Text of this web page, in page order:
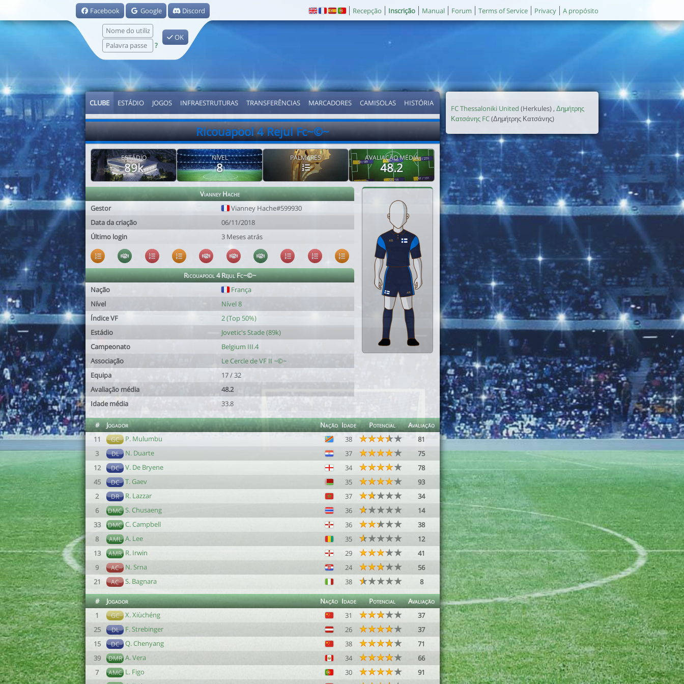
Facebook Google Discord
?
OK
Recepção Inscrição Manual Forum Terms of Service Privacy A propósito
CLUBE ESTÁDIO JOGOS INFRAESTRUTURAS TRANSFERÊNCIAS MARCADORES CAMISOLAS HISTÓRIA
Ricouapool 4 Rejul Fc~©~
ESTÁDIO
89k
NÍVEL
8
PALMARÉS AVALIAÇÃO MÉDIA
48.2
Vianney Hache
Gestor
Vianney Hache#599930
Data da criação
06/11/2018
Último login
3 Meses atrás
Ricouapool 4 Rejul Fc~©~
Nação
França
Nível
Nível 8
Índice VF
2 (Top 50%)
Estádio
Jovetic's Stade (89k)
Campeonato
Belgium III.4
Associação
Le Cercle de VF II ~©~
Equipa
17 / 32
Avaliação média
48.2
Idade média
33.8
# Jogador Nação Idade Potencial
Avaliação
11
GC P. Mulumbu 38
81
3
DL N. Duarte 37
75
12
DC V. De Bryene 34
78
45
DC T. Gaev 35
93
2
DR R. Lazzar 37
34
6
DMC S. Chusaeng 36
14
33
DMC C. Campbell 36
38
8
AML A. Lee 35
12
13
AMR R. Irwin 29
41
9
AC N. Srna 24
56
21
AC S. Bagnara 38 8
# Jogador Nação Idade Potencial
Avaliação
1
GC X. Xiùchéng 31
37
25
DL F. Strebinger 26
37
15
DC Q. Chenyang 38
71
39
DMR A. Vera 34
66
7
AMC L. Figo 30
91
FC Thessaloniki United (Herkules) , Δημήτρης
Κατσάνης FC(Δημήτρης Κατσάνης)